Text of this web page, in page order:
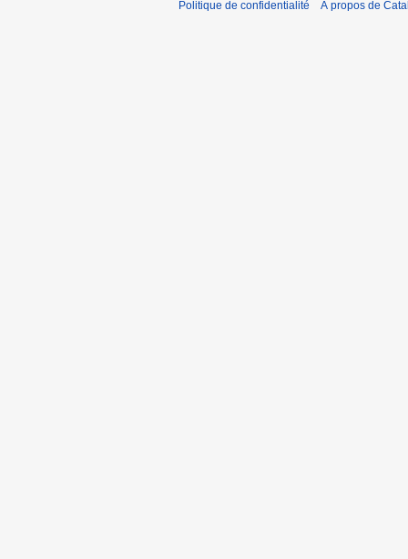
Politique de confidentialité À propos de